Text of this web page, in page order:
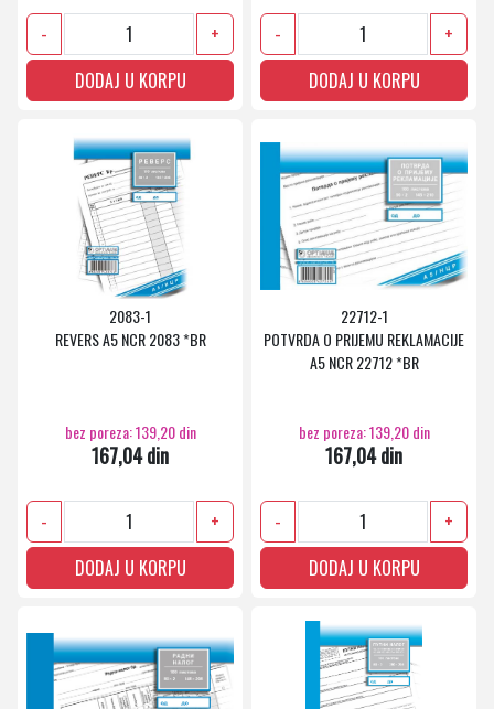
-
+
DODAJ U KORPU
-
+
DODAJ U KORPU
2083-1
REVERS A5 NCR 2083 *BR
bez poreza: 139,20 din
167,04 din
-
+
DODAJ U KORPU
22712-1
POTVRDA O PRIJEMU REKLAMACIJE
A5 NCR 22712 *BR
bez poreza: 139,20 din
167,04 din
-
+
DODAJ U KORPU